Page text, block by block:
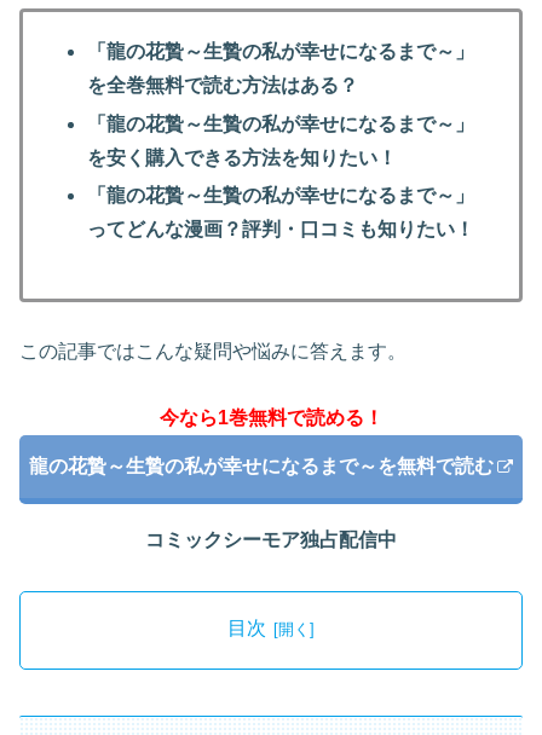
「龍の花贄～生贄の私が幸せになるまで～」
を全巻無料で読む方法はある？
「龍の花贄～生贄の私が幸せになるまで～」
を安く購入できる方法を知りたい！
「龍の花贄～生贄の私が幸せになるまで～」
ってどんな漫画？評判・口コミも知りたい！
この記事ではこんな疑問や悩みに答えます。
今なら1巻無料で読める！
龍の花贄～生贄の私が幸せになるまで～を無料で読む
コミックシーモア独占配信中
目次